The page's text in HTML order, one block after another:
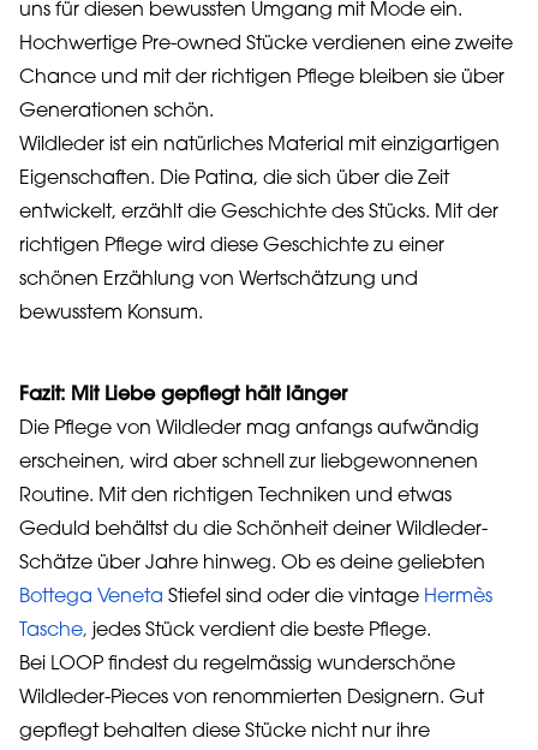
uns für diesen bewussten Umgang mit Mode ein.
Hochwertige Pre-owned Stücke verdienen eine zweite
Chance und mit der richtigen Pflege bleiben sie über
Generationen schön.
Wildleder ist ein natürliches Material mit einzigartigen
Eigenschaften. Die Patina, die sich über die Zeit
entwickelt, erzählt die Geschichte des Stücks. Mit der
richtigen Pflege wird diese Geschichte zu einer
schönen Erzählung von Wertschätzung und
bewusstem Konsum.
Fazit: Mit Liebe gepflegt hält länger
Die Pflege von Wildleder mag anfangs aufwändig
erscheinen, wird aber schnell zur liebgewonnenen
Routine. Mit den richtigen Techniken und etwas
Geduld behältst du die Schönheit deiner Wildleder-
Schätze über Jahre hinweg. Ob es deine geliebten
Bottega Veneta Stiefel sind oder die vintage Hermès
Tasche, jedes Stück verdient die beste Pflege.
Bei LOOP findest du regelmässig wunderschöne
Wildleder-Pieces von renommierten Designern. Gut
gepflegt behalten diese Stücke nicht nur ihre